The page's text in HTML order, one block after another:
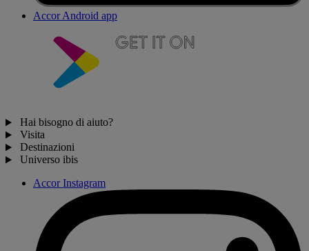
Accor Android app
Hai bisogno di aiuto?
Visita
Destinazioni
Universo ibis
Accor Instagram